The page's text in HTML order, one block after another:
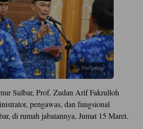
Perbesar
Sulbar, Prof. Zudan Arif Fakrulloh
pengawas, dan fungsional
di rumah jabatannya, Jumat 15 Maret.